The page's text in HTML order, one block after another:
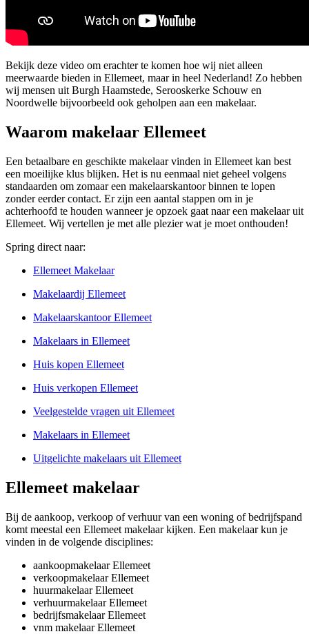
Bekijk deze video om erachter te komen hoe wij niet alleen
meerwaarde bieden in Ellemeet, maar in heel Nederland! Zo hebben
wij mensen uit Burgh Haamstede, Serooskerke Schouw en
Noordwelle bijvoorbeeld ook geholpen aan een makelaar.
Waarom makelaar Ellemeet
Een betaalbare en geschikte makelaar vinden in Ellemeet kan best
een moeilijke klus blijken. Het is nu eenmaal niet geheel volgens
standaarden om zomaar een makelaarskantoor binnen te lopen
zonder eerder contact. Er zijn een aantal stappen om in je
achterhoofd te houden wanneer je opzoek gaat naar een makelaar uit
Ellemeet. Wij vertellen je met alle plezier wat je moet onthouden!
Spring direct naar:
Ellemeet Makelaar
Makelaardij Ellemeet
Makelaarskantoor Ellemeet
Makelaars in Ellemeet
Huis kopen Ellemeet
Huis verkopen Ellemeet
Veelgestelde vragen uit Ellemeet
Makelaars in Ellemeet
Uitgelichte makelaars uit Ellemeet
Ellemeet makelaar
Bij de aankoop, verkoop of verhuur van een woning of bedrijfspand
komt meestal een Ellemeet makelaar kijken. Een makelaar kun je
vinden in de volgende disciplines:
aankoopmakelaar Ellemeet
verkoopmakelaar Ellemeet
huurmakelaar Ellemeet
verhuurmakelaar Ellemeet
bedrijfsmakelaar Ellemeet
vnm makelaar Ellemeet